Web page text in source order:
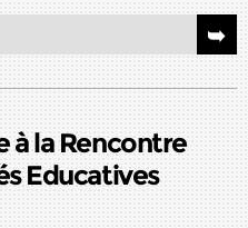
à la Rencontre
Educatives